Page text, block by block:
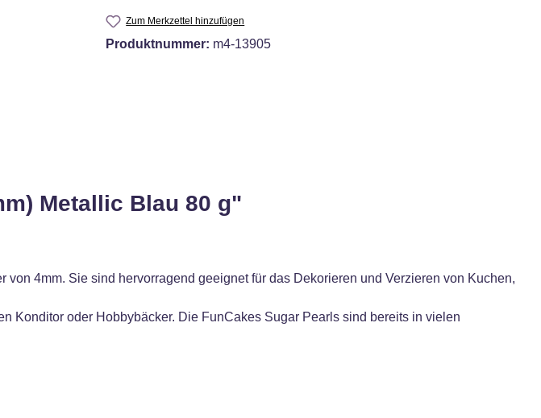
Zum Merkzettel hinzufügen
Produktnummer: m4-13905
Metallic Blau 80 g"
4mm. Sie sind hervorragend geeignet für das Dekorieren und Verzieren von Kuchen,
Konditor oder Hobbybäcker. Die FunCakes Sugar Pearls sind bereits in vielen